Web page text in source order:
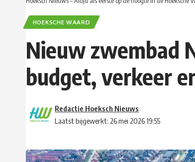
HOEKSCHE WAARD
Nieuw zwembad
budget, verkeer
Laatst bijgewerkt: 26 mei 2026 19:55
Redactie Hoeksch Nieuws